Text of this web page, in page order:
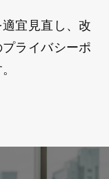
宜見直し、改
ライバシーポ